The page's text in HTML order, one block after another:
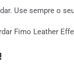
Use sempre o